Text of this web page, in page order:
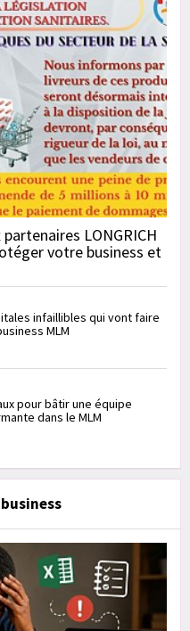
LONGRICH
votre business et
infaillibles qui vont faire
MLM
pour bâtir une équipe
dans le MLM